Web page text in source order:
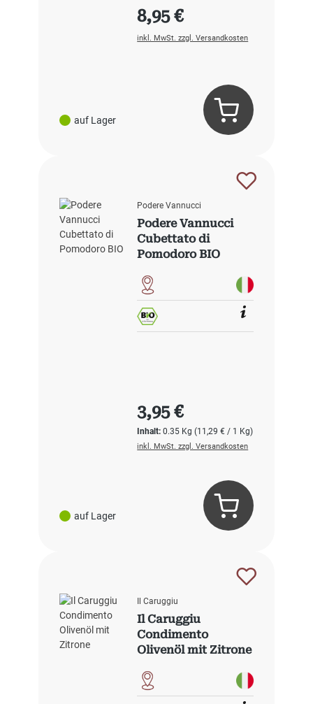
auf Lager
Regulärer Preis:
8,95 €
inkl. MwSt. zzgl. Versandkosten
auf Lager
Podere Vannucci
Podere Vannucci
Cubettato di
Pomodoro BIO
Inhalt:0.35 Kg(11,29 € / 1 Kg)
Regulärer Preis:
3,95 €
inkl. MwSt. zzgl. Versandkosten
Il Caruggiu
Il Caruggiu
Condimento
Olivenöl mit Zitrone